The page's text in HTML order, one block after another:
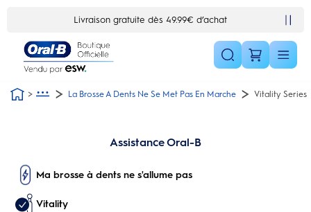
Livraison gratuite dès 49.99€ d’achat
La Brosse A Dents Ne Se Met Pas En Marche Vitality Series
Assistance Oral-B
Ma brosse à dents ne s'allume pas
Vitality